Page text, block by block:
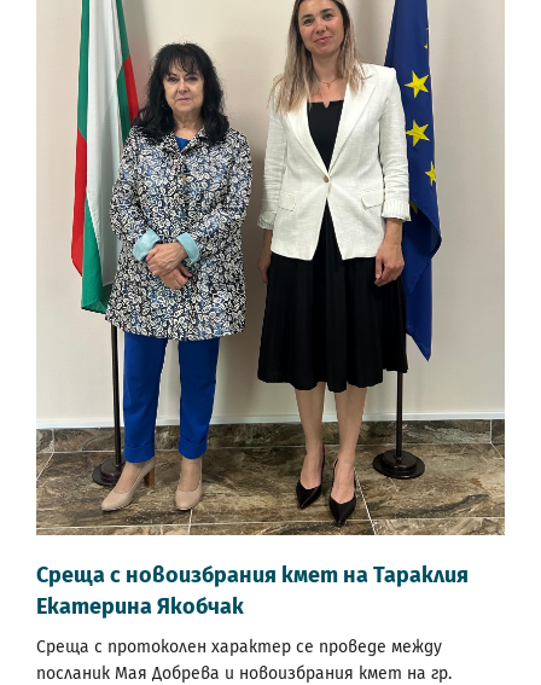
Среща с новоизбрания кмет на Тараклия
Екатерина Якобчак
Среща с протоколен характер се проведе между
посланик Мая Добрева и новоизбрания кмет на гр.